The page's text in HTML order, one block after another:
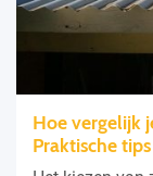
Hoe vergelijk
Praktische tips